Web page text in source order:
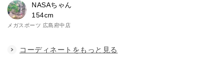
NASAちゃん
154cm
メガスポーツ 広島府中店
コーディネートをもっと見る